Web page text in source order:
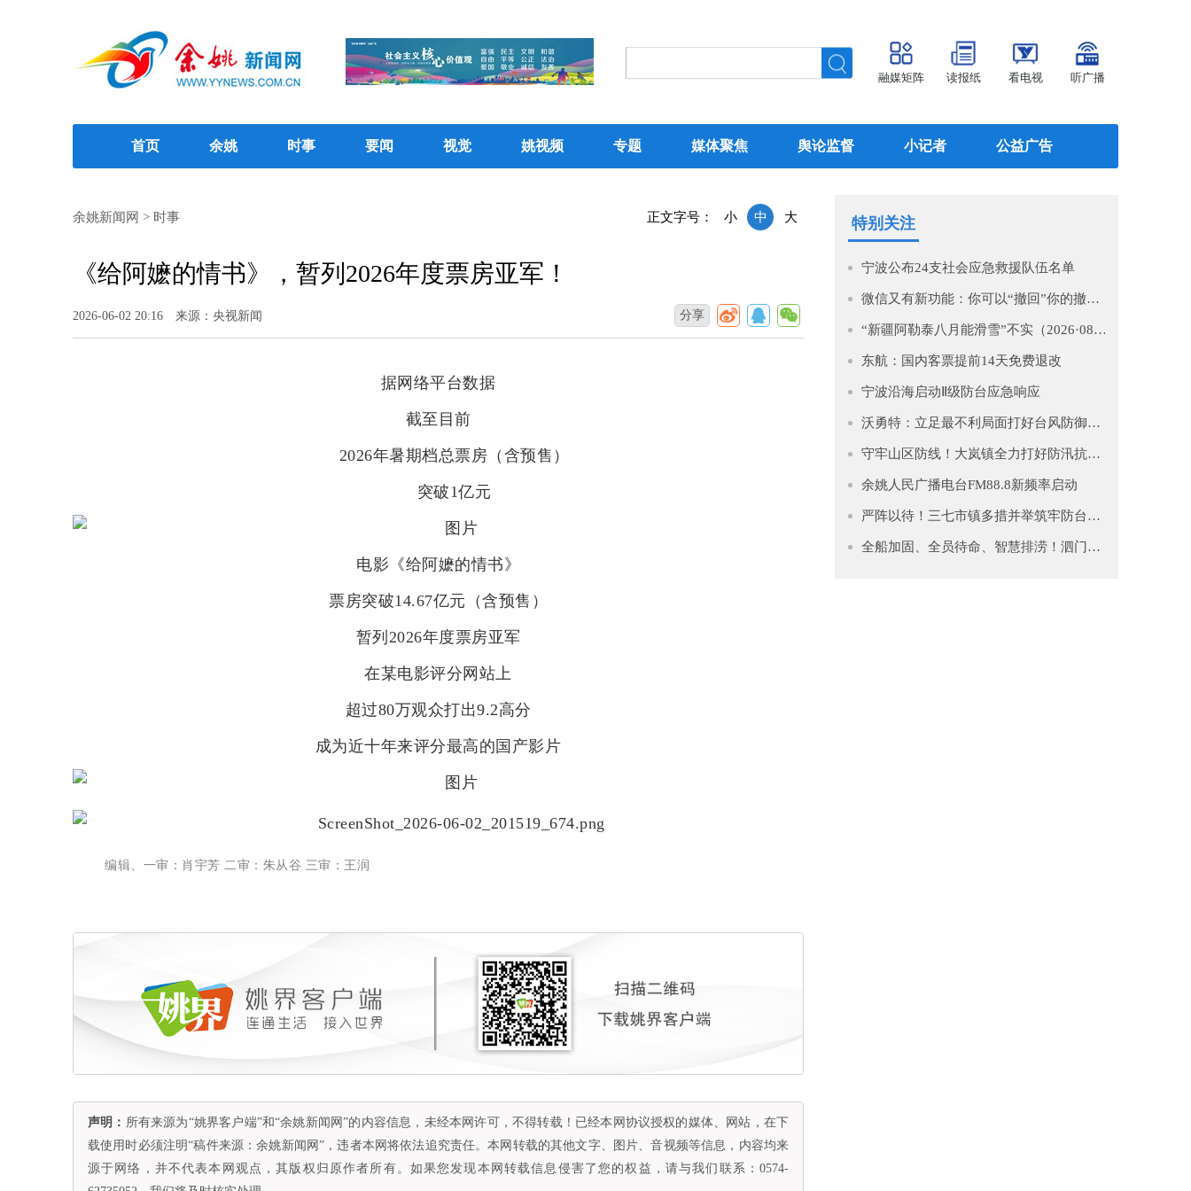
融媒矩阵 读报纸 看电视 听广播
首页 余姚 时事 要闻 视觉 姚视频 专题 媒体聚焦 舆论监督 小记者 公益广告
正文字号： 小 中 大
余姚新闻网 > 时事
《给阿嬷的情书》，暂列2026年度票房亚军！
2026-06-02 20:16 来源：央视新闻 分享
据网络平台数据
截至目前
2026年暑期档总票房（含预售）
突破1亿元
电影《给阿嬷的情书》
票房突破14.67亿元（含预售）
暂列 2026年度票房亚军
在某电影评分网站上
超过80万观众打出9.2高分
成为近十年来评分最高的国产影片
编辑、一审：肖宇芳 二审：朱从谷 三审：王润
声明： 所有来源为“姚界客户端”和“余姚新闻网”的内容信息，未经本网许可，不得转载！已经本网协议授权的媒体、网站，在下
载使用时必须注明“稿件来源：余姚新闻网”，违者本网将依法追究责任。本网转载的其他文字、图片、音视频等信息，内容均来
源于网络，并不代表本网观点，其版权归原作者所有。如果您发现本网转载信息侵害了您的权益，请与我们联系：0574-
特别关注
宁波公布24支社会应急救援队伍名单
微信又有新功能：你可以“撤回”你的撤回了！
“新疆阿勒泰八月能滑雪”不实（2026·08·07）
东航：国内客票提前14天免费退改
宁波沿海启动Ⅱ级防台应急响应
沃勇特：立足最不利局面打好台风防御仗 全力守护人民群众生命财产安全
守牢山区防线！大岚镇全力打好防汛抗台“主动仗”
余姚人民广播电台FM88.8新频率启动
严阵以待！三七市镇多措并举筑牢防台安全网
全船加固、全员待命、智慧排涝！泗门镇筑牢防台“安全堤”